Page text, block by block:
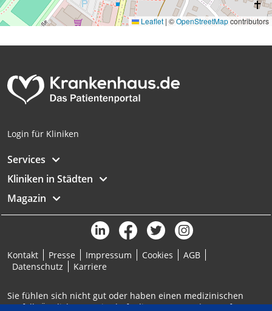
Leaflet | ©OpenStreetMapcontributors
Login für Kliniken
Services
Kliniken in Städten
Magazin
Kontakt Presse Impressum Cookies
AGB
Datenschutz
Karriere
Sie fühlen sich nicht gut oder haben einen medizinischen
Notfall? Ärztlicher Bereitschaftsdienst: 116117 | Notruf: 112